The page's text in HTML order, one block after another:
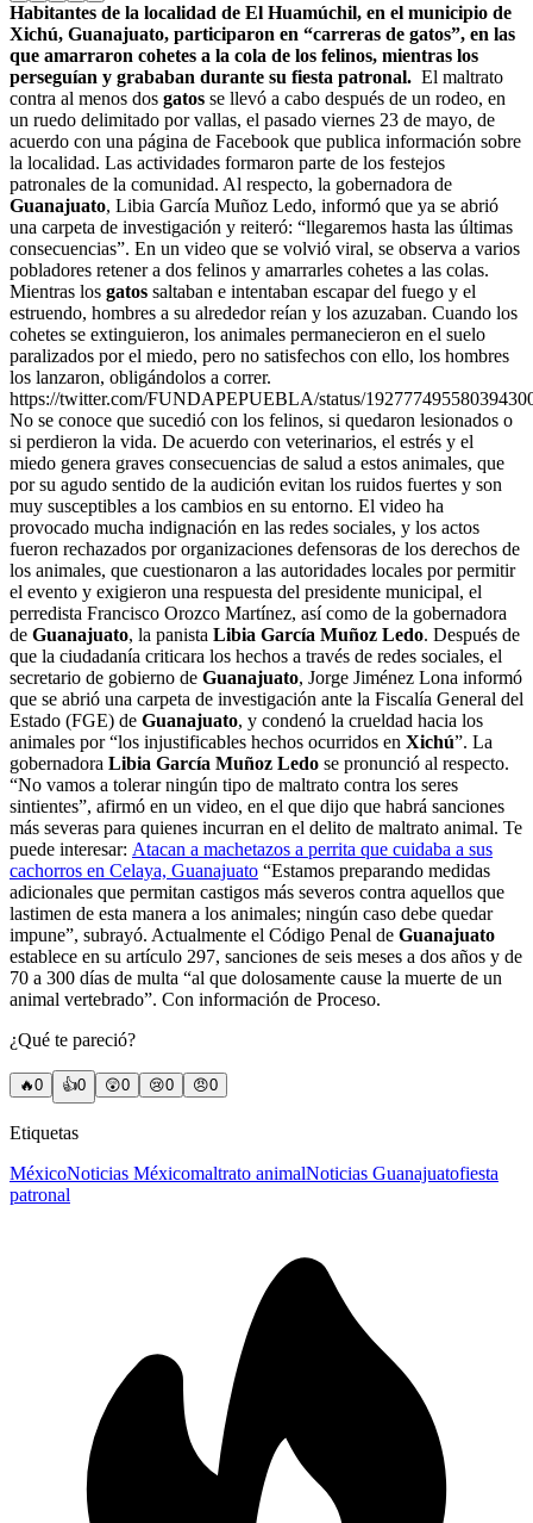
Habitantes de la localidad de El Huamúchil, en el municipio de
Xichú, Guanajuato, participaron en “carreras de gatos”, en las
que amarraron cohetes a la cola de los felinos, mientras los
perseguían y grababan durante su fiesta patronal. El maltrato
contra al menos dos gatos se llevó a cabo después de un rodeo, en
un ruedo delimitado por vallas, el pasado viernes 23 de mayo, de
acuerdo con una página de Facebook que publica información sobre
la localidad. Las actividades formaron parte de los festejos
patronales de la comunidad. Al respecto, la gobernadora de
Guanajuato, Libia García Muñoz Ledo, informó que ya se abrió
una carpeta de investigación y reiteró: “llegaremos hasta las últimas
consecuencias”. En un video que se volvió viral, se observa a varios
pobladores retener a dos felinos y amarrarles cohetes a las colas.
Mientras los gatos saltaban e intentaban escapar del fuego y el
estruendo, hombres a su alrededor reían y los azuzaban. Cuando los
cohetes se extinguieron, los animales permanecieron en el suelo
paralizados por el miedo, pero no satisfechos con ello, los hombres
los lanzaron, obligándolos a correr.
https://twitter.com/FUNDAPEPUEBLA/status/
No se conoce que sucedió con los felinos, si quedaron lesionados o
si perdieron la vida. De acuerdo con veterinarios, el estrés y el
miedo genera graves consecuencias de salud a estos animales, que
por su agudo sentido de la audición evitan los ruidos fuertes y son
muy susceptibles a los cambios en su entorno. El video ha
provocado mucha indignación en las redes sociales, y los actos
fueron rechazados por organizaciones defensoras de los derechos de
los animales, que cuestionaron a las autoridades locales por permitir
el evento y exigieron una respuesta del presidente municipal, el
perredista Francisco Orozco Martínez, así como de la gobernadora
de Guanajuato, la panista Libia García Muñoz Ledo. Después de
que la ciudadanía criticara los hechos a través de redes sociales, el
secretario de gobierno de Guanajuato, Jorge Jiménez Lona informó
que se abrió una carpeta de investigación ante la Fiscalía General del
Estado (FGE) de Guanajuato, y condenó la crueldad hacia los
animales por “los injustificables hechos ocurridos en Xichú”. La
gobernadora Libia García Muñoz Ledo se pronunció al respecto.
“No vamos a tolerar ningún tipo de maltrato contra los seres
sintientes”, afirmó en un video, en el que dijo que habrá sanciones
más severas para quienes incurran en el delito de maltrato animal. Te
puede interesar: Atacan a machetazos a perrita que cuidaba a sus
cachorros en Celaya, Guanajuato “Estamos preparando medidas
adicionales que permitan castigos más severos contra aquellos que
lastimen de esta manera a los animales; ningún caso debe quedar
impune”, subrayó. Actualmente el Código Penal de Guanajuato
establece en su artículo 297, sanciones de seis meses a dos años y de
70 a 300 días de multa “al que dolosamente cause la muerte de un
animal vertebrado”. Con información de Proceso.
¿Qué te pareció?
🔥0 👍0 😲0 😢0 😠0
Etiquetas
MéxicoNoticias Méxicomaltrato animalNoticias Guanajuatofiesta
patronal